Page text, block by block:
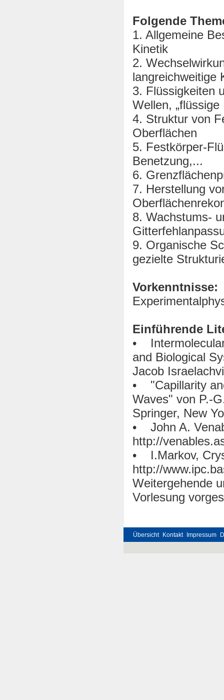
Folgende
1. Allgemeine
Kinetik
2.
langreichweitige
3. Flüssigkeiten
Wellen, „flüssige
4. Struktur von
Oberflächen
5. Festkörper-
Benetzung,...
6.
7. Herstellung
8. Wachstums-
9. Organische
gezielte
Vorkenntnisse:
Einführende
•
and Biological
Jacob
• "Capillarity
Waves" von P.-
Springer, New
• John A.
http://
• I.Markov,
http://
Weitergehende
Vorlesung
Übersicht Kontakt Impressum